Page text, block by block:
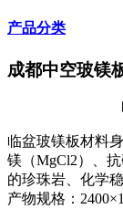
产品分类
成都中空玻镁
临盆玻镁板材料
镁（MgCl2）、
的珍珠岩、化学
产物规格：